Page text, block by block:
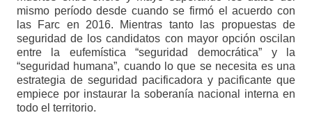
mismo período desde cuando se firmó el acuerdo con
las Farc en 2016. Mientras tanto las propuestas de
seguridad de los candidatos con mayor opción oscilan
entre la eufemística “seguridad democrática” y la
“seguridad humana”, cuando lo que se necesita es una
estrategia de seguridad pacificadora y pacificante que
empiece por instaurar la soberanía nacional interna en
todo el territorio.